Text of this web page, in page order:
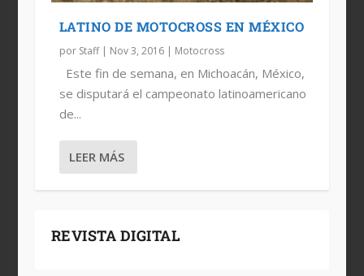
LATINO DE MOTOCROSS EN MÉXICO
por Staff| Nov 3, 2016| Motocross
Este fin de semana, en Michoacán, México,
se disputará el campeonato latinoamericano
de...
LEER MÁS
REVISTA DIGITAL